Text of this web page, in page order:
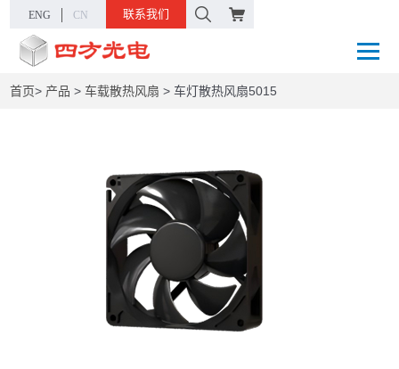
ENG CN 联系我们
首页> 产品 >车载散热风扇 >车灯散热风扇5015